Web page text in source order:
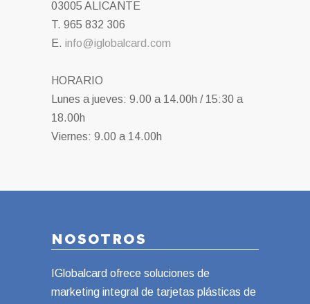
03005 ALICANTE
T. 965 832 306
E. info@iglobalcard.com
HORARIO
Lunes a jueves: 9.00 a 14.00h / 15:30 a
18.00h
Viernes: 9.00 a 14.00h
NOSOTROS
IGlobalcard ofrece soluciones de
marketing integral de tarjetas plásticas de